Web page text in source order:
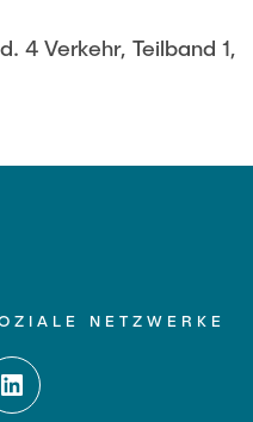
4 Verkehr, Teilband 1,
NETZWERKE